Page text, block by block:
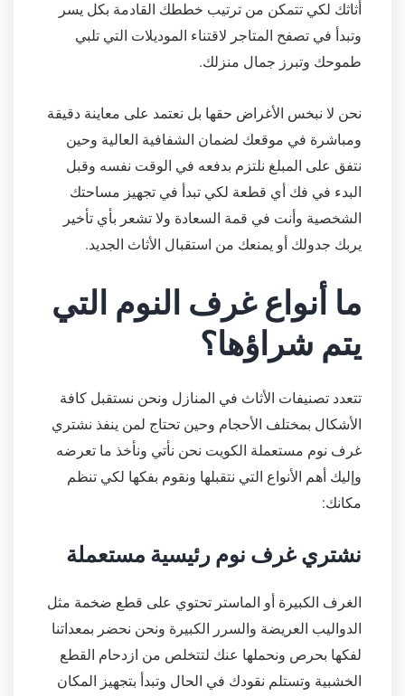
أثاثك لكي تتمكن من ترتيب خططك القادمة بكل يسر
وتبدأ في تصفح المتاجر لاقتناء الموديلات التي تلبي
طموحك وتبرز جمال منزلك.
نحن لا نبخس الأغراض حقها بل نعتمد على معاينة دقيقة
ومباشرة في موقعك لضمان الشفافية العالية وحين
نتفق على المبلغ نلتزم بدفعه في الوقت نفسه وقبل
البدء في فك أي قطعة لكي تبدأ في تجهيز مساحتك
الشخصية وأنت في قمة السعادة ولا تشعر بأي تأخير
يربك جدولك أو يمنعك من استقبال الأثاث الجديد.
ما أنواع غرف النوم التي
يتم شراؤها؟
تتعدد تصنيفات الأثاث في المنازل ونحن نستقبل كافة
الأشكال بمختلف الأحجام وحين تحتاج لمن ينفذ نشتري
غرف نوم مستعملة الكويت نحن نأتي ونأخذ ما تعرضه
وإليك أهم الأنواع التي نتقبلها ونقوم بفكها لكي تنظم
مكانك:
نشتري غرف نوم رئيسية مستعملة
الغرف الكبيرة أو الماستر تحتوي على قطع ضخمة مثل
الدواليب العريضة والسرر الكبيرة ونحن نحضر بمعداتنا
لفكها بحرص ونحملها عنك لتتخلص من ازدحام القطع
الخشبية وتستلم نقودك في الحال وتبدأ بتجهيز المكان